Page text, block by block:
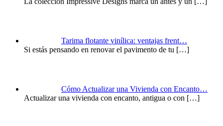
Tarima flotante vinílica: ventajas frent…
Si estás pensando en renovar el pavimento de tu […]
Cómo Actualizar una Vivienda con Encanto…
Actualizar una vivienda con encanto, antigua o con […]